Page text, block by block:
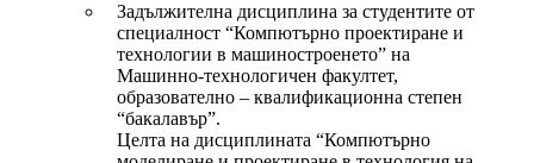
Задължителна дисциплина за студентите от
специалност “Компютърно проектиране и
технологии в машиностроенето” на
Машинно-технологичен факултет,
образователно – квалификационна степен
“бакалавър”.
Целта на дисциплината “Компютърно